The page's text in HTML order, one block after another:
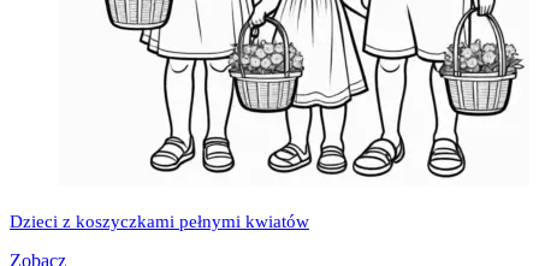
Dzieci z koszyczkami pełnymi kwiatów
Zobacz